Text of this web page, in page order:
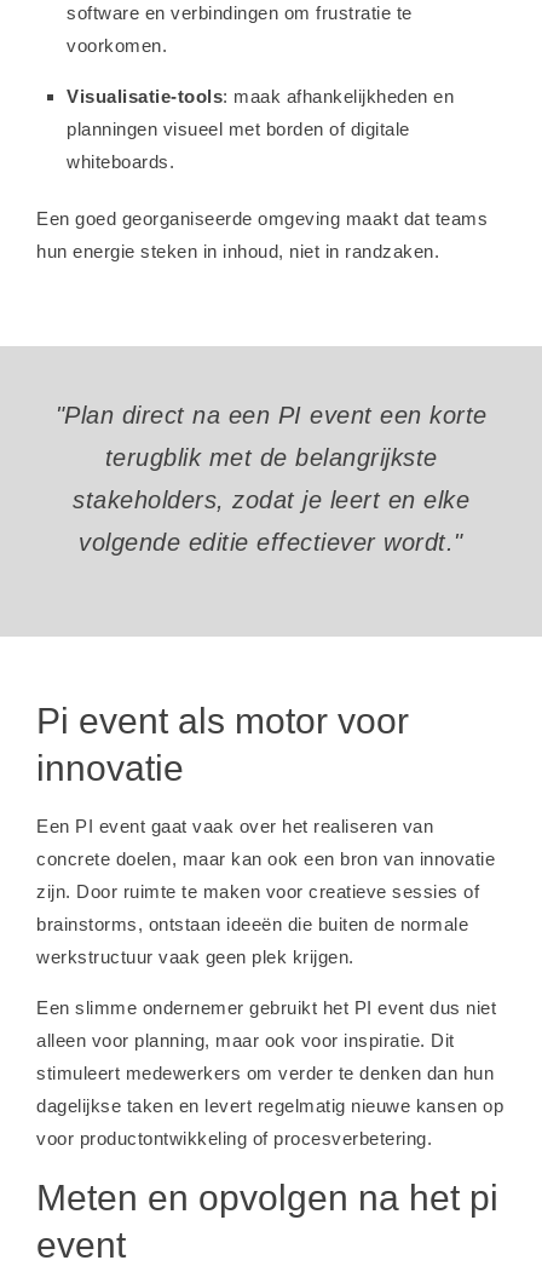
software en verbindingen om frustratie te
voorkomen.
Visualisatie-tools: maak afhankelijkheden en
planningen visueel met borden of digitale
whiteboards.
Een goed georganiseerde omgeving maakt dat teams
hun energie steken in inhoud, niet in randzaken.
"Plan direct na een PI event een korte
terugblik met de belangrijkste
stakeholders, zodat je leert en elke
volgende editie effectiever wordt."
Pi event als motor voor
innovatie
Een PI event gaat vaak over het realiseren van
concrete doelen, maar kan ook een bron van innovatie
zijn. Door ruimte te maken voor creatieve sessies of
brainstorms, ontstaan ideeën die buiten de normale
werkstructuur vaak geen plek krijgen.
Een slimme ondernemer gebruikt het PI event dus niet
alleen voor planning, maar ook voor inspiratie. Dit
stimuleert medewerkers om verder te denken dan hun
dagelijkse taken en levert regelmatig nieuwe kansen op
voor productontwikkeling of procesverbetering.
Meten en opvolgen na het pi
event